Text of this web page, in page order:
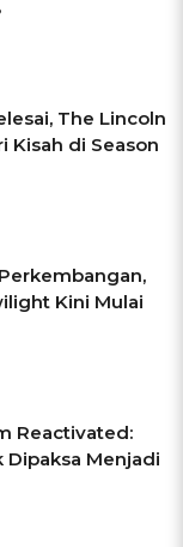
The Lincoln
Kisah di Season
Kini Mulai
Reactivated:
Dipaksa Menjadi